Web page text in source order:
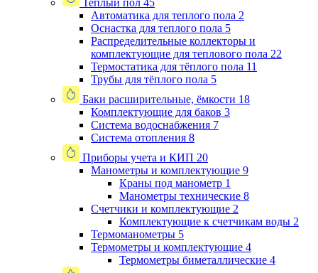
Теплый пол 45
Автоматика для теплого пола 2
Оснастка для теплого пола 5
Распределительные коллекторы и
комплектующие для теплового пола 22
Термостатика для тёплого пола 11
Трубы для тёплого пола 5
Баки расширительные, ёмкости 18
Комплектующие для баков 3
Система водоснабжения 7
Система отопления 8
Приборы учета и КИП 20
Манометры и комплектующие 9
Краны под манометр 1
Манометры технические 8
Счетчики и комплектующие 2
Комплектующие к счетчикам воды 2
Термоманометры 5
Термометры и комплектующие 4
Термометры биметаллические 4